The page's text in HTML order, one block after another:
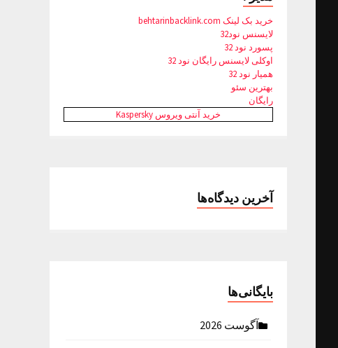
خرید بک لینک behtarinbacklink.com
لایسنس نود32
پسورد نود 32
اوکلی لایسنس رایگان نود 32
همیار نود 32
بهترین سئو
رایگان
خرید آنتی ویروس Kaspersky
آخرین دیدگاه‌ها
بایگانی‌ها
آگوست 2026